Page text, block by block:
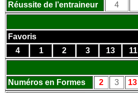
Réussite de l’entraineur
4
Favoris
4
1 2 3 13 11
Numéros en Formes 2 3 13